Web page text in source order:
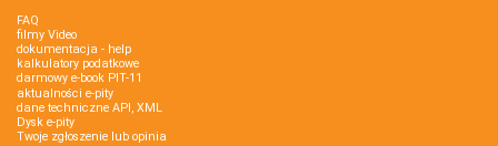
FAQ
filmy Video
dokumentacja - help
kalkulatory podatkowe
darmowy e-book PIT-11
aktualności e-pity
dane techniczne API, XML
Dysk e-pity
Twoje zgłoszenie lub opinia